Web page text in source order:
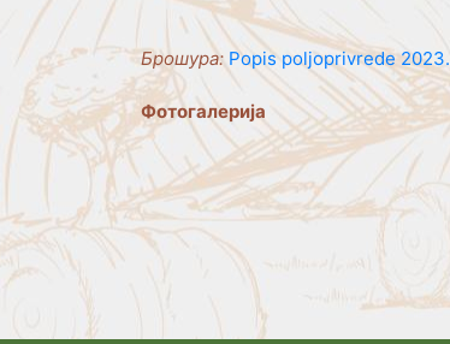
Брошура: Popis poljoprivrede 2023.
Фотогалерија